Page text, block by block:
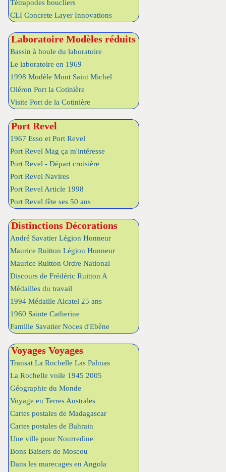
Tétrapodes boucliers
CLI Concrete Layer Innovations
Laboratoire Modèles réduits
Bassin à houle du laboratoire
Le laboratoire en 1969
1998 Modèle Mont Saint Michel
Oléron Port la Cotinière
Visite Port de la Cotinière
Port Revel
1967 Esso et Port Revel
Port Revel Mag ça m'intéresse
Port Revel - Départ croisière
Port Revel Navires
Port Revel Article 1998
Port Revel fête ses 50 ans
Distinctions Décorations
André Savatier Légion Honneur
Maurice Ruitton Légion Honneur
Maurice Ruitton Ordre National
Discours de Frédéric Ruitton A
Médailles du travail
1994 Médaille Alcatel 25 ans
1960 Sainte Catherine
Famille Savatier Noces d'Ebène
Voyages Voyages
Transat La Rochelle Las Palmas
La Rochelle voile 1945 2005
Géographie du Monde
Voyage en Terres Australes
Cartes postales de Madagascar
Cartes postales de Bahrain
Une ville pour Nourredine
Bons Baisers de Moscou
Dans les marecages en Angola